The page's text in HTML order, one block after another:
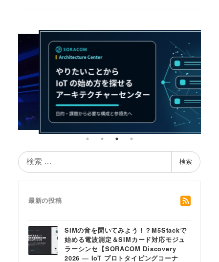
検
索
検索
最新の投稿
SIMの音を聞いてみよう！？M5Stackで
始める電波測定＆SIMカード対応モジュ
ラーシンセ【SORACOM Discovery
2026 ― IoT プロトタイピングコーナ